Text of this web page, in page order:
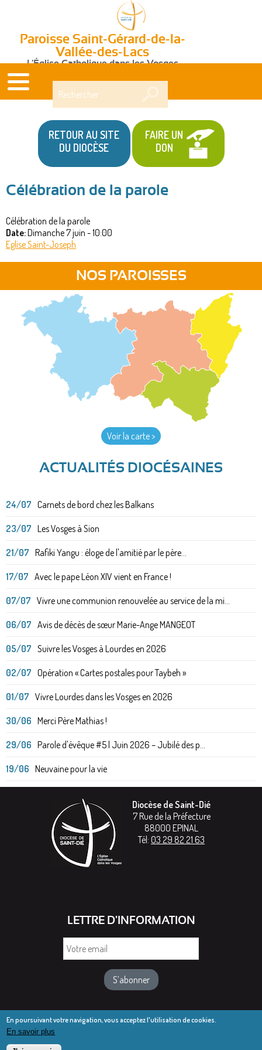
Paroisse Saint-Gérard-de-la-
Vallée-des-Lacs
L'Église Catholique dans les Vosges
RETOUR AU SITE
DU DIOCÈSE
FAIRE UN
DON
êtes
ici
Célébration de la parole
Célébration de la parole
Date:Dimanche 7 juin - 10:00
Eglise Saint-Joseph
NOS PAROISSES
Voir la carte >
ACTUALITÉS DIOCÉSAINES
24/07 Carnets de bord chez les Balkans
23/07 Les Vosges à Sion
21/07 Rafiki Yangu : éloge de l'amitié par le père...
17/07 Avec le pape Léon XIV vient en France !
07/07 Vivre une communion renouvelée au service de la mi...
06/07 Avis de décès de sœur Marie-Ange MANGEOT
05/07 Suivre les Vosges à Lourdes en 2026
02/07 Opération « Cartes postales pour Taybeh »
01/07 Vivre Lourdes dans les Vosges en 2026
30/06 Merci Père Mathias !
29/06 Parole d'évêque #5 | Juin 2026 – Jubilé des p...
19/06 Neuvaine pour la vie
Diocèse de Saint-Dié
7 Rue de la Préfecture
88000 EPINAL
Tél: 03 29 82 21 63
LETTRE D'INFORMATION
© Diocèse de Saint-Dié 2016-2025
En poursuivant votre navigation, vous acceptez l'utilisation de cookies.
En savoir plus